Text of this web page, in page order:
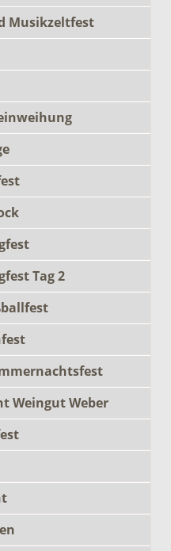
Musikzeltfest
Tag 2
Weingut Weber